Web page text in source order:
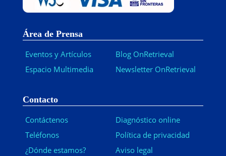
Área de Prensa
Eventos y Artículos
Espacio Multimedia
Blog OnRetrieval
Newsletter OnRetrieval
Contacto
Contáctenos
Teléfonos
¿Dónde estamos?
Diagnóstico online
Política de privacidad
Aviso legal